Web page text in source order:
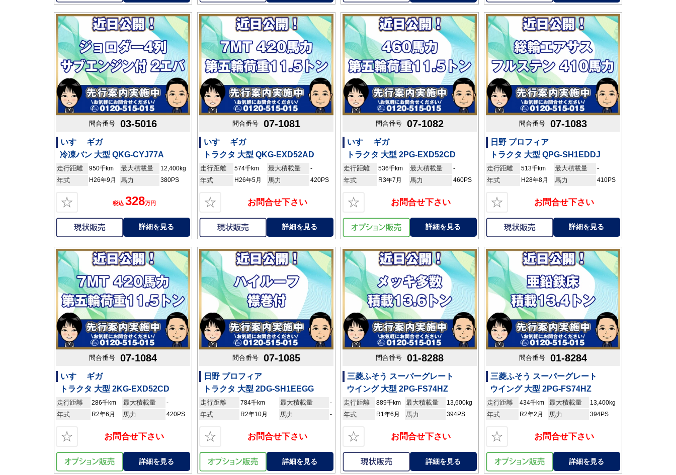
問合番号 03-5016
いすゞ ギガ
冷凍バン 大型 QKG-CYJ77A
走行距離 950千km 最大積載量 12,400kg
年式 H26年9月 馬力 380PS
☆ 税込 328万円
詳細を見る
問合番号 07-1081
いすゞ ギガ
トラクタ 大型 QKG-EXD52AD
走行距離 574千km 最大積載量 -
年式 H26年5月 馬力 420PS
☆ お問合せ下さい
詳細を見る
問合番号 07-1082
いすゞ ギガ
トラクタ 大型 2PG-EXD52CD
走行距離 536千km 最大積載量 -
年式 R3年7月 馬力 460PS
☆ お問合せ下さい
詳細を見る
問合番号 07-1083
日野 プロフィア
トラクタ 大型 QPG-SH1EDDJ
走行距離 513千km 最大積載量 -
年式 H28年8月 馬力 410PS
☆ お問合せ下さい
詳細を見る
問合番号 07-1084
いすゞ ギガ
トラクタ 大型 2KG-EXD52CD
走行距離 286千km 最大積載量 -
年式 R2年6月 馬力 420PS
☆ お問合せ下さい
詳細を見る
問合番号 07-1085
日野 プロフィア
トラクタ 大型 2DG-SH1EEGG
走行距離 784千km 最大積載量 -
年式 R2年10月 馬力 -
☆ お問合せ下さい
詳細を見る
問合番号 01-8288
三菱ふそう スーパーグレート
ウイング 大型 2PG-FS74HZ
走行距離 889千km 最大積載量 13,600kg
年式 R1年6月 馬力 394PS
☆ お問合せ下さい
詳細を見る
問合番号 01-8284
三菱ふそう スーパーグレート
ウイング 大型 2PG-FS74HZ
走行距離 434千km 最大積載量 13,400kg
年式 R2年2月 馬力 394PS
☆ お問合せ下さい
詳細を見る